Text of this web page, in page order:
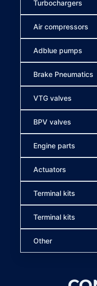
Turbochargers
Air compressors
Adblue pumps
Brake Pneumatics
VTG valves
BPV valves
Engine parts
Actuators
Terminal kits
Terminal kits
Other